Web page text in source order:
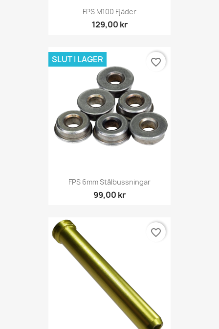
FPS M100 Fjäder
129,00 kr
FPS 6mm Stålbussningar
99,00 kr
SLUT I LAGER favorite_border
favorite_border